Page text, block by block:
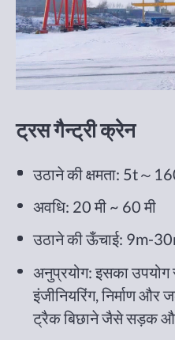
ट्रस गैन्ट्री क्रेन
उठाने की क्षमता: 5t～
अवधि: 20 मी ~ 60 मी
उठाने की ऊँचाई: 9m-
अनुप्रयोग: इसका उपयोग
इंजीनियरिंग, निर्माण और
ट्रैक बिछाने जैसे सड़क और